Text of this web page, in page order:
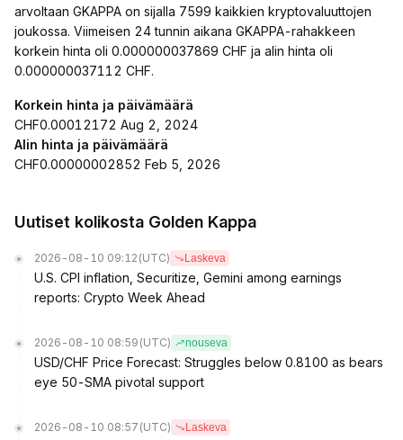
arvoltaan GKAPPA on sijalla 7599 kaikkien kryptovaluuttojen
joukossa. Viimeisen 24 tunnin aikana GKAPPA-rahakkeen
korkein hinta oli 0.000000037869 CHF ja alin hinta oli
0.000000037112 CHF.
Korkein hinta ja päivämäärä
CHF0.00012172 Aug 2, 2024
Alin hinta ja päivämäärä
CHF0.00000002852 Feb 5, 2026
Uutiset kolikosta Golden Kappa
2026-08-10 09:12 (UTC) Laskeva
U.S. CPI inflation, Securitize, Gemini among earnings
reports: Crypto Week Ahead
2026-08-10 08:59 (UTC) nouseva
USD/CHF Price Forecast: Struggles below 0.8100 as bears
eye 50-SMA pivotal support
2026-08-10 08:57 (UTC) Laskeva